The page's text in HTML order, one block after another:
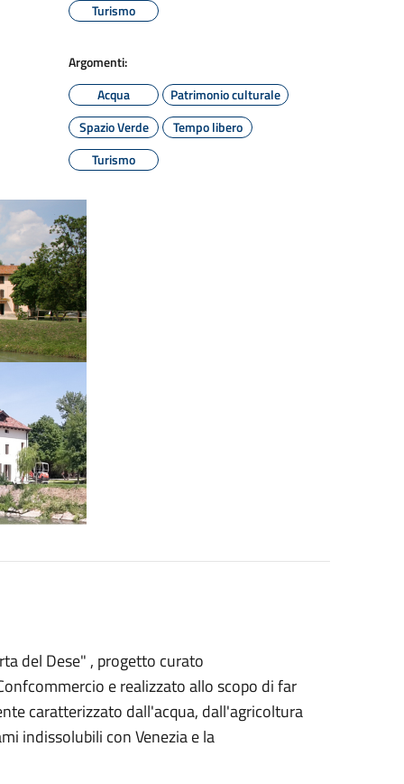
Turismo
Argomenti:
Acqua
Patrimonio culturale
Spazio Verde
Tempo libero
Turismo
del Dese" , progetto curato
e realizzato allo scopo di far
caratterizzato dall'acqua, dall'agricoltura
indissolubili con Venezia e la